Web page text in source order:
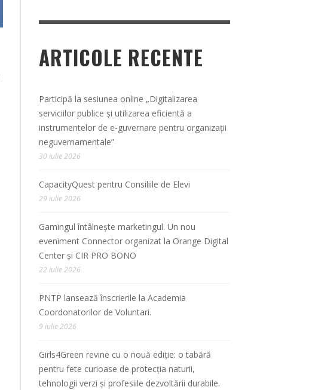
ARTICOLE RECENTE
Participă la sesiunea online „Digitalizarea
serviciilor publice și utilizarea eficientă a
instrumentelor de e-guvernare pentru organizații
neguvernamentale”
30 iulie 2026
CapacityQuest pentru Consiliile de Elevi
29 iulie 2026
Gamingul întâlnește marketingul. Un nou
eveniment Connector organizat la Orange Digital
Center și CIR PRO BONO
22 iulie 2026
PNTP lansează înscrierile la Academia
Coordonatorilor de Voluntari.
9 iulie 2026
Girls4Green revine cu o nouă ediție: o tabără
pentru fete curioase de protecția naturii,
tehnologii verzi și profesiile dezvoltării durabile.